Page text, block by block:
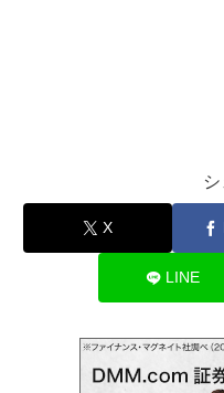
X
LINE